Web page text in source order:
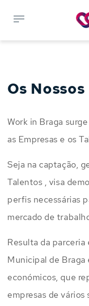
Os
Work in Braga
as Empresas e os
Seja na captação,
Talentos , visa
perfis necessárias
mercado de
Resulta da parceria
Municipal de Braga
económicos, que
empresas de